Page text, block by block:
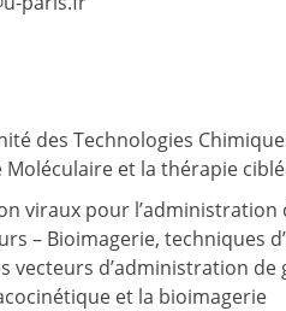
des Technologies
et la thérapie
viraux pour
– Bioimagerie, techniques
vecteurs d’administration
et la bioimagerie